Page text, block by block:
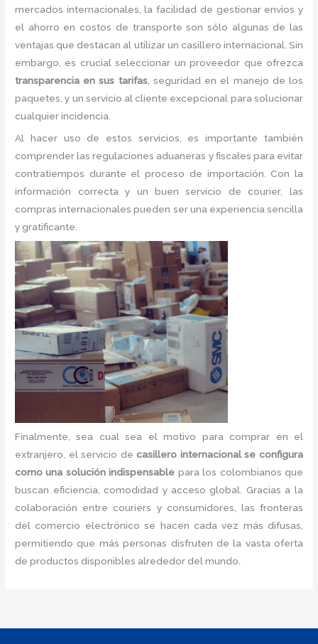
mercados internacionales, la facilidad de gestionar envíos y
el ahorro en costos de transporte son sólo algunas de las
ventajas que destacan al utilizar un casillero internacional. Sin
embargo, es crucial seleccionar un proveedor que ofrezca
transparencia en sus tarifas, seguridad en el manejo de los
paquetes, y un servicio al cliente excepcional para solucionar
cualquier incidencia.
Al hacer uso de estos servicios, es importante también
comprender las regulaciones aduaneras y fiscales para evitar
contratiempos durante el proceso de importación. Con la
información correcta y un buen servicio de courier, las
compras internacionales pueden ser una experiencia sencilla
y gratificante.
Finalmente, sea cual sea el motivo para comprar en el
extranjero, el servicio de casillero internacional se configura
como una solución indispensable para los colombianos que
buscan eficiencia, comodidad y acceso global. Gracias a la
colaboración entre couriers y consumidores, las fronteras
del comercio electrónico se hacen cada vez más difusas,
permitiendo que más personas disfruten de la vasta oferta
de productos disponibles alrededor del mundo.